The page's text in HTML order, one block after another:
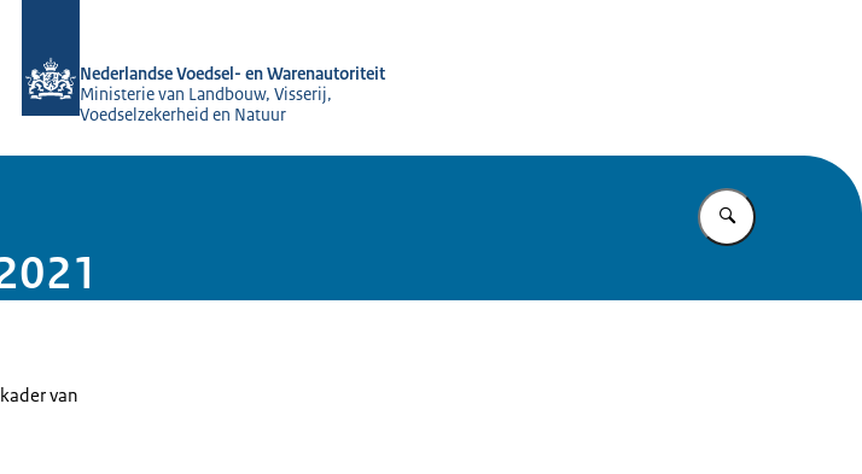
Nederlandse Voedsel- en Warenautoriteit
Ministerie van Landbouw, Visserij,
Voedselzekerheid en Natuur
Vul in wat u
van